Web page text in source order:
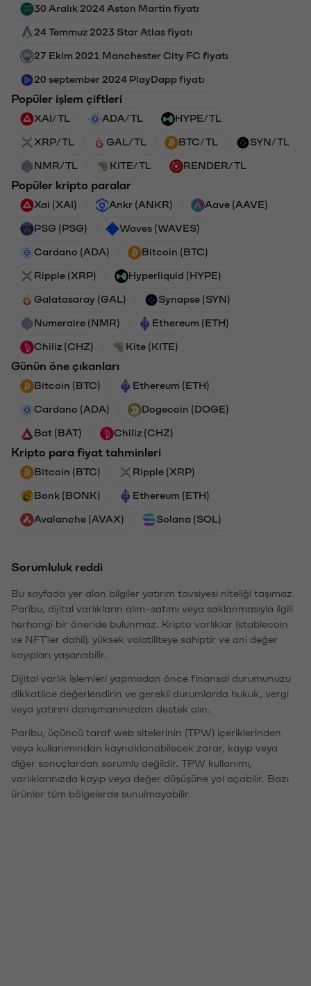
30 Aralık 2024 Aston Martin fiyatı
24 Temmuz 2023 Star Atlas fiyatı
27 Ekim 2021 Manchester City FC fiyatı
20 september 2024 PlayDapp fiyatı
Popüler işlem çiftleri
XAI/TL ADA/TL HYPE/TL
XRP/TL GAL/TL BTC/TL SYN/TL
NMR/TL KITE/TL RENDER/TL
Popüler kripto paralar
Xai (XAI) Ankr (ANKR) Aave (AAVE)
PSG (PSG) Waves (WAVES)
Cardano (ADA) Bitcoin (BTC)
Ripple (XRP) Hyperliquid (HYPE)
Galatasaray (GAL) Synapse (SYN)
Numeraire (NMR) Ethereum (ETH)
Chiliz (CHZ) Kite (KITE)
Günün öne çıkanları
Bitcoin (BTC) Ethereum (ETH)
Cardano (ADA) Dogecoin (DOGE)
Bat (BAT) Chiliz (CHZ)
Kripto para fiyat tahminleri
Bitcoin (BTC) Ripple (XRP)
Bonk (BONK) Ethereum (ETH)
Avalanche (AVAX) Solana (SOL)
Sorumluluk reddi
Bu sayfada yer alan bilgiler yatırım tavsiyesi niteliği taşımaz.
Paribu, dijital varlıkların alım-satımı veya saklanmasıyla ilgili
herhangi bir öneride bulunmaz. Kripto varlıklar (stablecoin
ve NFT'ler dahil), yüksek volatiliteye sahiptir ve ani değer
kayıpları yaşanabilir.
Dijital varlık işlemleri yapmadan önce finansal durumunuzu
dikkatlice değerlendirin ve gerekli durumlarda hukuk, vergi
veya yatırım danışmanınızdan destek alın.
Paribu, üçüncü taraf web sitelerinin (TPW) içeriklerinden
veya kullanımından kaynaklanabilecek zarar, kayıp veya
diğer sonuçlardan sorumlu değildir. TPW kullanımı,
varlıklarınızda kayıp veya değer düşüşüne yol açabilir. Bazı
ürünler tüm bölgelerde sunulmayabilir.